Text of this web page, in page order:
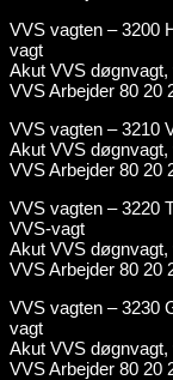
VVS vagten – 3200
vagt
Akut VVS døgnvagt,
VVS Arbejder 80 20
VVS vagten – 3210
Akut VVS døgnvagt,
VVS Arbejder 80 20
VVS vagten – 3220
VVS-vagt
Akut VVS døgnvagt,
VVS Arbejder 80 20
VVS vagten – 3230
vagt
Akut VVS døgnvagt,
VVS Arbejder 80 20